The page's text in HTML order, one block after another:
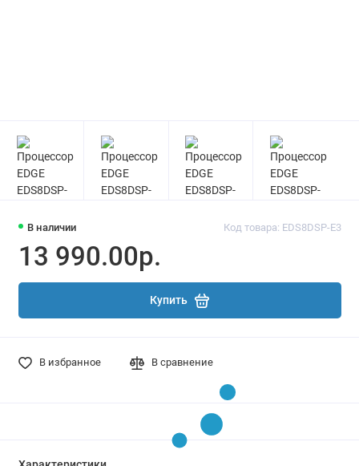
В наличии Код товара: EDS8DSP-E3
13 990.00р.
Купить
В избранное В сравнение